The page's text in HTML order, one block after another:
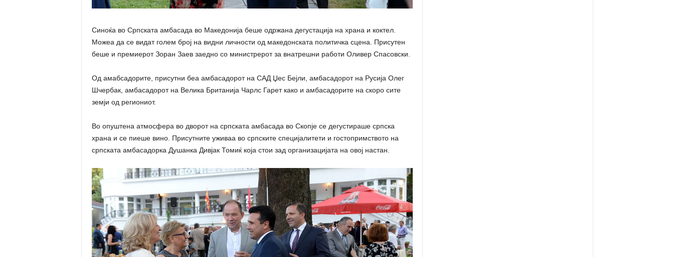
Синоќа во Српската амбасада во Македонија беше одржана дегустација на храна и коктел.
Можеа да се видат голем број на видни личности од македонската политичка сцена. Присутен
беше и премиерот Зоран Заев заедно со министрерот за внатрешни работи Оливер Спасовски.
Од амабсадорите, присутни беа амбасадорот на САД Џес Бејли, амбасадорот на Русија Олег
Шчербак, амбасадорот на Велика Британија Чарлс Гарет како и амбасадорите на скоро сите
земји од региониот.
Во опуштена атмосфера во дворот на српската амбасада во Скопје се дегустираше српска
храна и се пиеше вино. Присутните уживаа во српските специјалитети и гостопримството на
српската амбасадорка Душанка Дивјак Томиќ која стои зад организацијата на овој настан.